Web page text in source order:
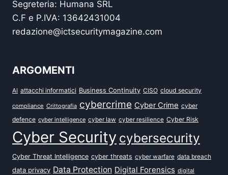
Segreteria: Humana SRL
C.F e P.IVA: 13642431004
redazione@ictsecuritymagazine.com
ARGOMENTI
AI attacchi informatici Business Continuity CISO cloud security
compliance Crittografia cybercrime Cyber Crime cyber
defence cyber intelligence cyber law cyber resilience Cyber Risk
Cyber Security cybersecurity
Cyber Threat Intelligence cyber threats cyber warfare data breach
data privacy Data Protection Digital Forensics digital